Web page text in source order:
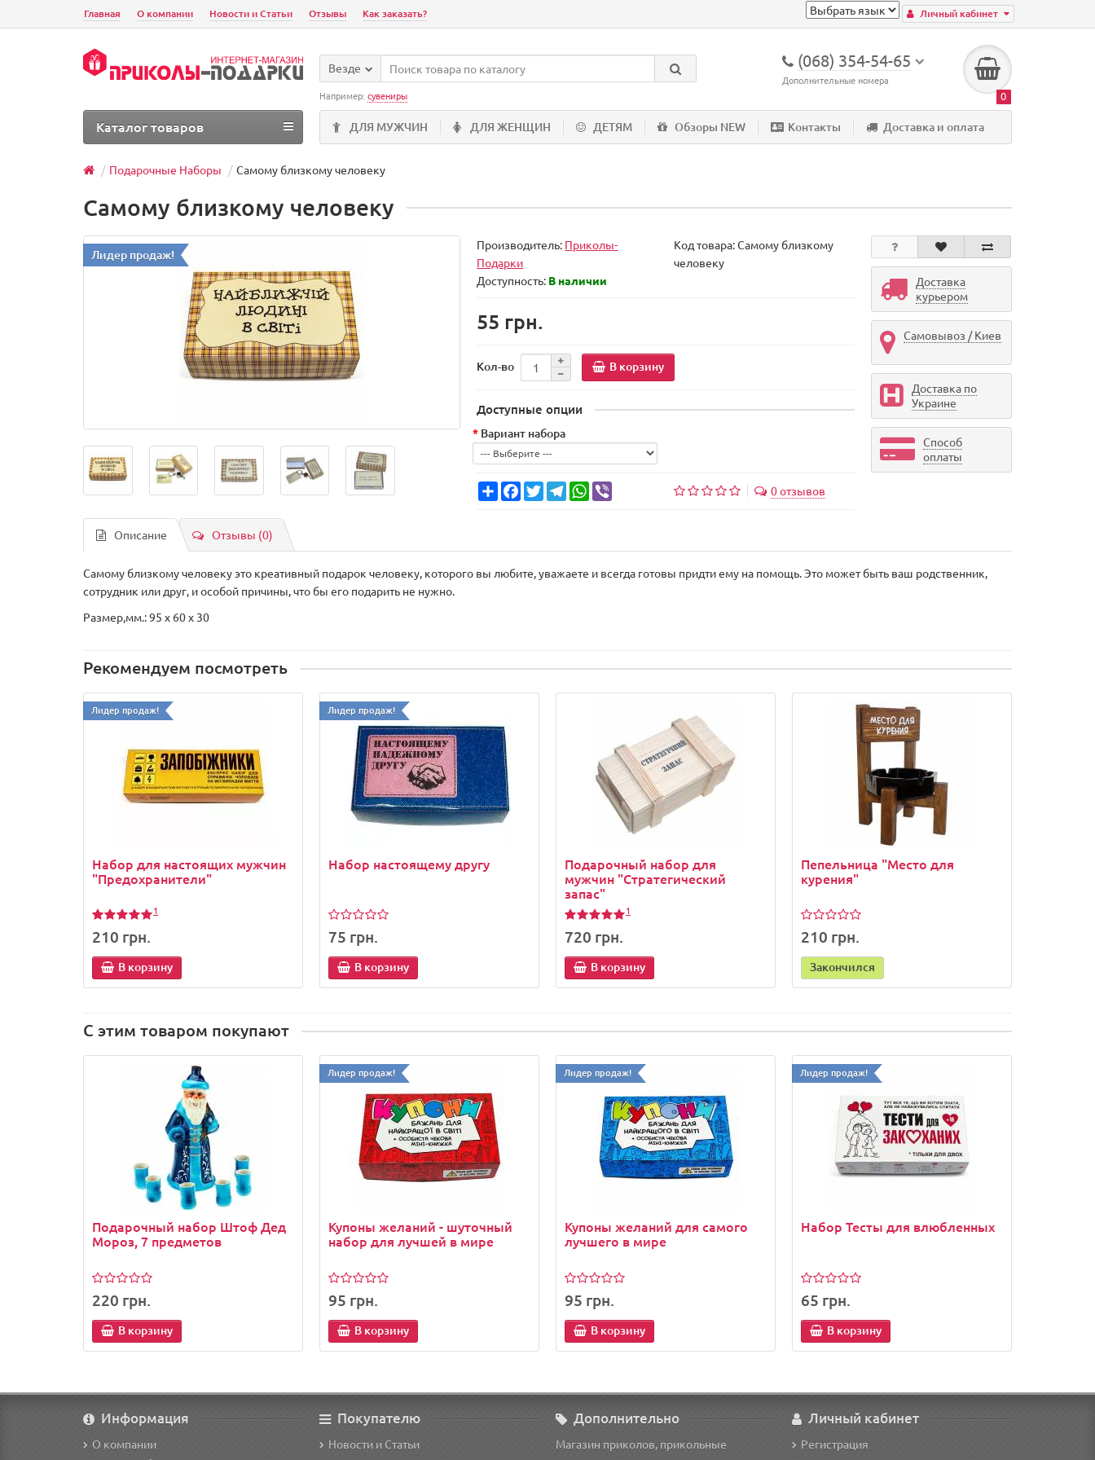
Личный кабинет
Главная О компании Новости и Статьи Отзывы Как заказать?
(068) 354-54-65
Дополнительные номера
0
Везде
Например: сувениры
ДЛЯ МУЖЧИН ДЛЯ ЖЕНЩИН ДЕТЯМ Обзоры NEW Контакты Доставка и оплата
Каталог товаров
Подарочные Наборы Самому близкому человеку
Самому близкому человеку
Лидер продаж!
Производитель: Приколы-
Подарки
Код товара:Самому близкому
человеку
Доступность: В наличии
55 грн.
Кол-во В корзину
Доступные опции
Вариант набора
ShareFacebook
TwitterTelegramWhatsApp 0 отзывов
Доставка
курьером
Самовывоз / Киев
Доставка по
Украине
Способ
оплаты
Описание Отзывы (0)
Самому близкому человеку это креативный подарок человеку, которого вы любите, уважаете и всегда готовы придти ему на помощь. Это может быть ваш родственник,
сотрудник или друг, и особой причины, что бы его подарить не нужно.
Размер,мм.: 95 x 60 x 30
Рекомендуем посмотреть
Лидер продаж!
Набор для настоящих мужчин
"Предохранители"
1
210 грн.
В корзину
Лидер продаж!
Набор настоящему другу
75 грн.
В корзину
Подарочный набор для
мужчин "Стратегический
запас"
1
720 грн.
В корзину
Пепельница "Место для
курения"
210 грн.
Закончился
С этим товаром покупают
Подарочный набор Штоф Дед
Мороз, 7 предметов
220 грн.
В корзину
Лидер продаж!
Купоны желаний - шуточный
набор для лучшей в мире
95 грн.
В корзину
Лидер продаж!
Купоны желаний для самого
лучшего в мире
95 грн.
В корзину
Лидер продаж!
Набор Тесты для влюбленных
65 грн.
В корзину
Информация
О компании
Покупателю
Новости и Статьи
Дополнительно
Магазин приколов, прикольные
Личный кабинет
Регистрация